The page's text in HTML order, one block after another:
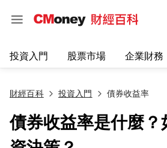
投資入門 股票市場 企業財務
財經百科 投資入門 債券收益率
債券收益率是什麼？